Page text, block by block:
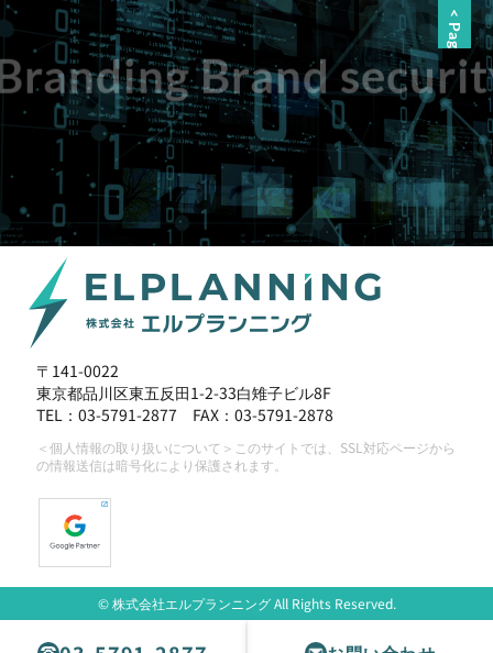
Brand
< Page Top
< Page Top
< Page Top
〒141-0022
東京都品川区東五反田1-2-33白雉子ビル8F
TEL： 03-5791-2877 FAX：03-5791-2878
＜個人情報の取り扱いについて＞このサイトでは、SSL対応ページから
の情報送信は暗号化により保護されます。
© 株式会社エルプランニング All Rights Reserved.